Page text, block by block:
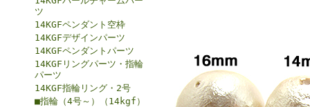
ツ
14KGFペンダント空枠
14KGFデザインパーツ
14KGFペンダントパーツ
14KGFリングパーツ・指輪
パーツ
14KGF指輪リング・2号
■指輪（4号～）（14kgf）